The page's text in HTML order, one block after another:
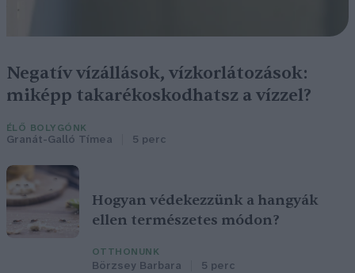
Negatív vízállások, vízkorlátozások:
miképp takarékoskodhatsz a vízzel?
ÉLŐ BOLYGÓNK
Granát-Galló Tímea 5 perc
Hogyan védekezzünk a hangyák
ellen természetes módon?
OTTHONUNK
Börzsey Barbara 5 perc